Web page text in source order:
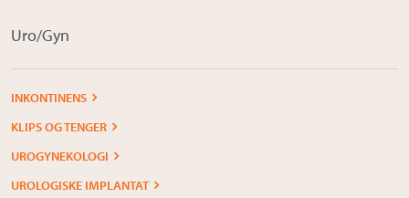
Uro/Gyn
INKONTINENS
KLIPS OG TENGER
UROGYNEKOLOGI
UROLOGISKE IMPLANTAT